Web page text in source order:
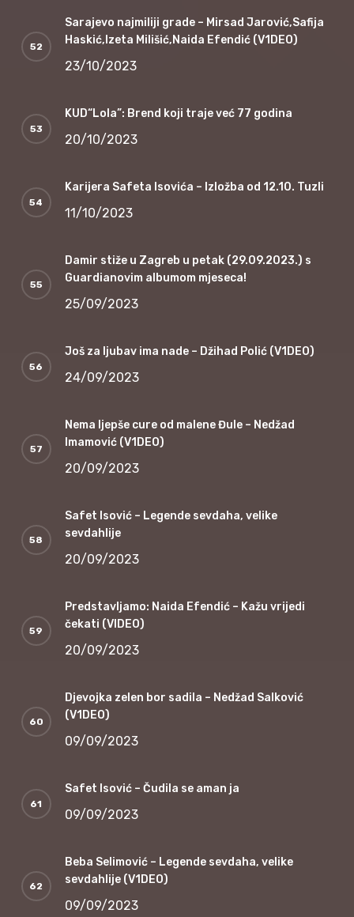
Sarajevo najmiliji grade – Mirsad Jarović,Safija
Haskić,Izeta Milišić,Naida Efendić (V1DEO)
23/10/2023
KUD“Lola”: Brend koji traje već 77 godina
20/10/2023
Karijera Safeta Isovića – Izložba od 12.10. Tuzli
11/10/2023
Damir stiže u Zagreb u petak (29.09.2023.) s
Guardianovim albumom mjeseca!
25/09/2023
Još za ljubav ima nade – Džihad Polić (V1DEO)
24/09/2023
Nema ljepše cure od malene Đule – Nedžad
Imamović (V1DEO)
20/09/2023
Safet Isović – Legende sevdaha, velike
sevdahlije
20/09/2023
Predstavljamo: Naida Efendić – Kažu vrijedi
čekati (VIDEO)
20/09/2023
Djevojka zelen bor sadila – Nedžad Salković
(V1DEO)
09/09/2023
Safet Isović – Čudila se aman ja
09/09/2023
Beba Selimović – Legende sevdaha, velike
sevdahlije (V1DEO)
09/09/2023